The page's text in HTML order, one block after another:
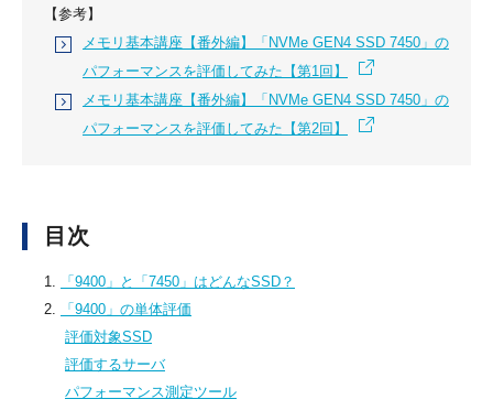
【参考】
メモリ基本講座【番外編】「NVMe GEN4 SSD 7450」の
パフォーマンスを評価してみた【第1回】
メモリ基本講座【番外編】「NVMe GEN4 SSD 7450」の
パフォーマンスを評価してみた【第2回】
目次
1.
「9400」と「7450」はどんなSSD？
2.
「9400」の単体評価
評価対象SSD
評価するサーバ
パフォーマンス測定ツール